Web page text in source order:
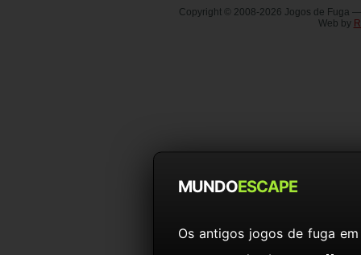
MUNDOESCAPE
Os antigos jogos de fuga
Copyright © 2008-2026 Jogos de Fuga
Web by